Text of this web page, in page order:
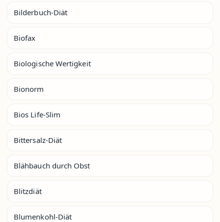
Bilderbuch-Diät
Biofax
Biologische Wertigkeit
Bionorm
Bios Life-Slim
Bittersalz-Diät
Blähbauch durch Obst
Blitzdiät
Blumenkohl-Diät